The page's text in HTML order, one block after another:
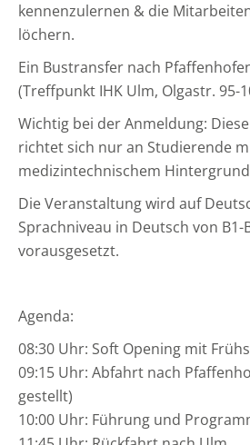
kennenzulernen & die
löchern.
Ein Bustransfer nach
(Treffpunkt IHK Ulm, Olgastr. 95-
Wichtig bei der Anmeldung:
richtet sich nur an Studierende
medizintechnischem
Die Veranstaltung wird auf
Sprachniveau in Deutsch von B1-
vorausgesetzt.
Agenda:
08:30 Uhr: Soft Opening mit
09:15 Uhr: Abfahrt nach
gestellt)
10:00 Uhr: Führung und